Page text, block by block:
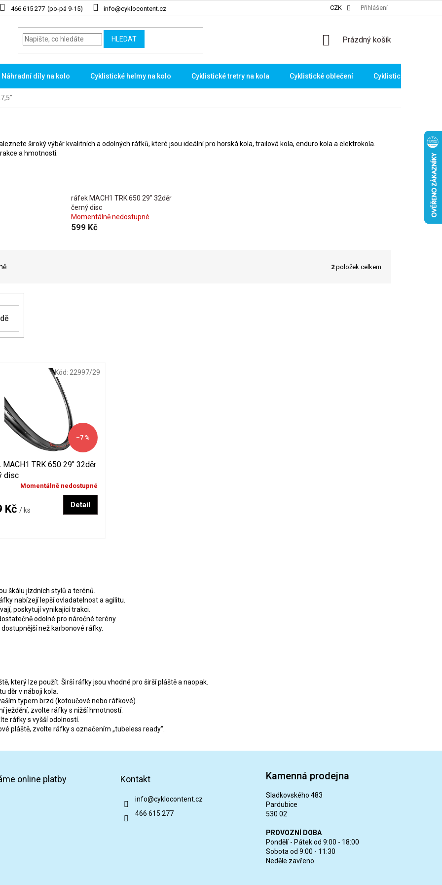
466 615 277 info@cyklocontent.cz CZK Přihlášení
HLEDAT
NÁKUPNÍ
Prázdný košík
Náhradní díly na kolo Cyklistické helmy na kolo Cyklistické tretry na kola Cyklistické oblečení Cyklistické brýle
široký výběr kvalitních a odolných ráfků, které jsou ideální pro horská kola, trailová kola, enduro kola a elektrokola.
a hmotnosti.
ráfek MACH1 TRK 650 29" 32děr
černý disc
Momentálně nedostupné
599 Kč
2 položek celkem
–7 %
MACH1 TRK 650 29" 32děr
disc
Momentálně nedostupné
Kč / ks
Detail
Kód: 22997/29
a
í
v
p
i
u
škálu jízdních stylů a terénů.
nabízejí lepší ovladatelnost a agilitu.
poskytují vynikající trakci.
odolné pro náročné terény.
než karbonové ráfky.
který lze použít. Širší ráfky jsou vhodné pro širší pláště a naopak.
děr v náboji kola.
typem brzd (kotoučové nebo ráfkové).
ježdění, zvolte ráfky s nižší hmotností.
ráfky s vyšší odolností.
pláště, zvolte ráfky s označením „tubeless ready“.
online platby Kontakt
info@cyklocontent.cz
466 615 277
Kamenná prodejna
Sladkovského 483
Pardubice
530 02
PROVOZNÍ DOBA
Pondělí - Pátek od 9:00 - 18:00
Sobota od 9:00 - 11:30
Neděle zavřeno